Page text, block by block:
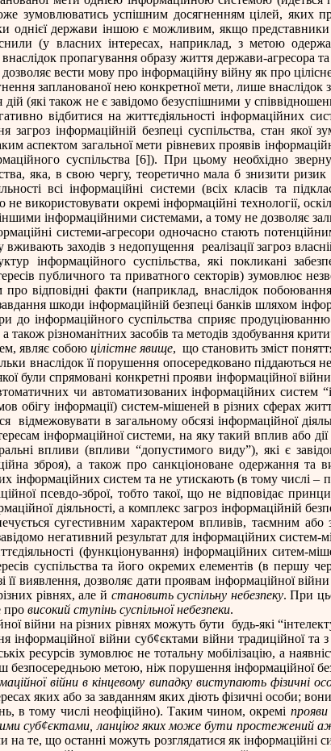
зумовлюватись успішним досягненням цілей, яких
однієї держави іншою є можливим, якщо
(у власних інтересах, наприклад, з метою
пропагування образу життя держави-агресора
вести мову про інформаційну війну як про
запланованої нею конкретної мети, лише
(які також не є завідомо безуспішними у
відбитися на життєдіяльності інформаційних
інформаційній безпеці суспільства, стан якої
аспектом загальної мети рівневих проявів
суспільства [6]). При цьому необхідно
яка, в свою чергу, теоретично мала б знизити
всі інформаційні системи (всіх класів та
використовувати окремі інформаційні технології,
інформаційними системами, а тому не дозволяє
системи-агресори одночасно стають
вживають заходів з недопущення реалізації загроз
інформаційного суспільства, які покликані
публичного та приватного секторів) зумовлює
про відповідні факти (наприклад, внаслідок
шкоди інформаційній безпеці банків шляхом
до інформаційного суспільства сприяє
також різноманітних засобів та методів здобування
являє собою цілістне явище, що становить зміст
внаслідок її порушення опосередковано піддаються
були спрямовані конкретні прояви інформаційної
чи автоматизованих інформаційних систем
обігу інформації) систем-мішеней в різних сферах
відмежовувати в загальному обсязі інформаційної
інформаційної системи, на яку такий вплив або
впливи (впливи “допустимого виду”), які є
зброя), а також про санкціоноване одержання та
інформаційних систем та не утискають (в тому числі –
псевдо-зброї, тобто такої, що не відповідає
діяльності, а комплекс загроз інформаційній
сугестивним характером впливів, таємним
негативний результат для інформаційних
(функціонування) інформаційних ситем-
суспільства та його окремих елементів (в першу
її виявлення, дозволяє дати проявам інформаційної
рівнях, але й становить суспільну небезпеку. При
про високий ступінь суспільної небезпеки.
війни на різних рівнях можуть бути будь-які
інформаційної війни суб¢єктами війни традиційної
ресурсів зумовлює не тотальну мобілізацію, а
безпосередньою метою, ніж порушення інформаційної
війни в кінцевому випадку виступають фізичні
яких або за завданням яких діють фізичні особи;
в тому числі неофіційно). Таким чином, окремі
суб¢єктами, ланціюг яких може бути простежений аж
те, що останні можуть розглядатися як інформаційні